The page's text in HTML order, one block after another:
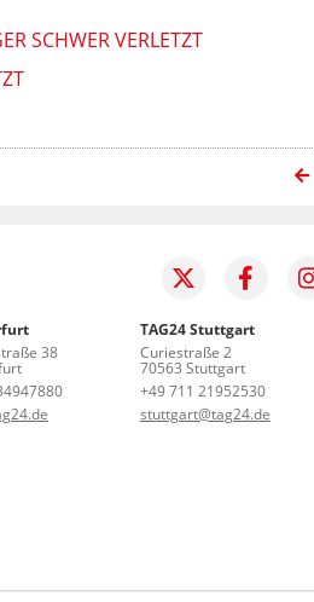
SCHWER VERLETZT
38
TAG24 Stuttgart
Curiestraße 2
70563 Stuttgart
+49 711 21952530
stuttgart@tag24.de